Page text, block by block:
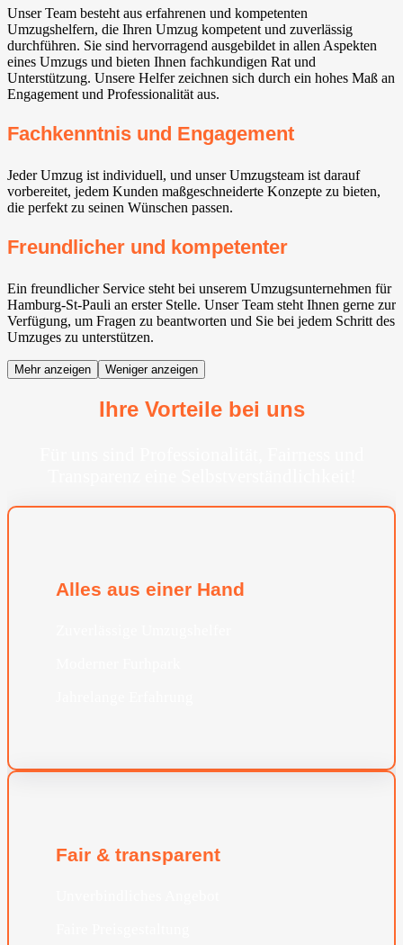
Unser Team besteht aus erfahrenen und kompetenten
Umzugshelfern, die Ihren Umzug kompetent und zuverlässig
durchführen. Sie sind hervorragend ausgebildet in allen Aspekten
eines Umzugs und bieten Ihnen fachkundigen Rat und
Unterstützung. Unsere Helfer zeichnen sich durch ein hohes Maß an
Engagement und Professionalität aus.
Fachkenntnis und Engagement
Jeder Umzug ist individuell, und unser Umzugsteam ist darauf
vorbereitet, jedem Kunden maßgeschneiderte Konzepte zu bieten,
die perfekt zu seinen Wünschen passen.
Freundlicher und kompetenter
Ein freundlicher Service steht bei unserem Umzugsunternehmen für
Hamburg-St-Pauli an erster Stelle. Unser Team steht Ihnen gerne zur
Verfügung, um Fragen zu beantworten und Sie bei jedem Schritt des
Umzuges zu unterstützen.
Mehr anzeigen Weniger anzeigen
Ihre Vorteile bei uns
Alles aus einer Hand
Fair & transparent